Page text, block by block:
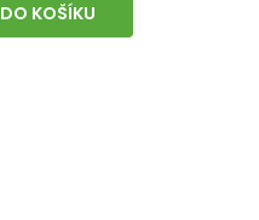
DO KOŠÍKU